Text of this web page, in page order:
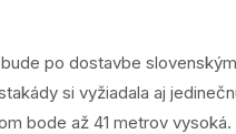
po dostavbe
si vyžiadala aj
bode až 41 metrov vysoká.